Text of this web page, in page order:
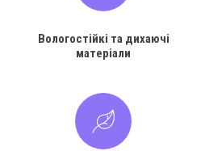
Вологостійкі та дихаючі
матеріали